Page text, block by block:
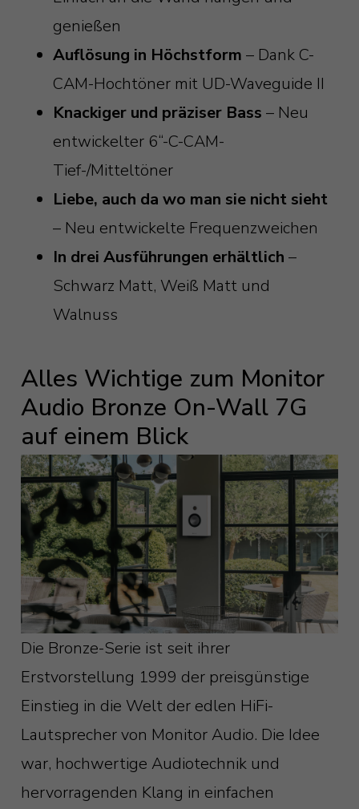
genießen
Auflösung in Höchstform – Dank C-
CAM-Hochtöner mit UD-Waveguide II
Knackiger und präziser Bass – Neu
entwickelter 6“-C-CAM-
Tief-/Mitteltöner
Liebe, auch da wo man sie nicht sieht
– Neu entwickelte Frequenzweichen
In drei Ausführungen erhältlich –
Schwarz Matt, Weiß Matt und
Walnuss
Alles Wichtige zum Monitor
Audio Bronze On-Wall 7G
auf einem Blick
Die Bronze-Serie ist seit ihrer
Erstvorstellung 1999 der preisgünstige
Einstieg in die Welt der edlen HiFi-
Lautsprecher von Monitor Audio. Die Idee
war, hochwertige Audiotechnik und
hervorragenden Klang in einfachen